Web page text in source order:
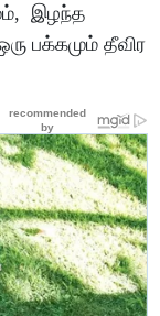
இழந்த
பக்கமும் தீவிர